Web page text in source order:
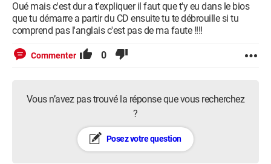
Oué mais c'est dur a t'expliquer il faut que t'y eu dans le bios
que tu démarre a partir du CD ensuite tu te débrouille si tu
comprend pas l'anglais c'est pas de ma faute !!!!
Commenter 0
Vous n’avez pas trouvé la réponse que vous recherchez
?
Posez votre question